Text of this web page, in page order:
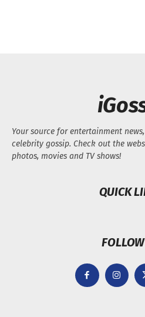
Your source for entertainment
celebrity gossip. Check out the
photos, movies and TV shows!
QUICK